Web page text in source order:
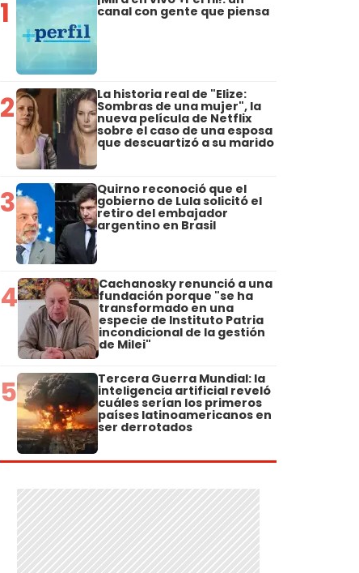
1 canal con gente que piensa
2 La historia real de "Elize:
Sombras de una mujer", la
nueva película de Netflix
sobre el caso de una esposa
que descuartizó a su marido
3 Quirno reconoció que el
gobierno de Lula solicitó el
retiro del embajador
argentino en Brasil
4 Cachanosky renunció a una
fundación porque "se ha
transformado en una
especie de Instituto Patria
incondicional de la gestión
de Milei"
5 Tercera Guerra Mundial: la
inteligencia artificial reveló
cuáles serían los primeros
países latinoamericanos en
ser derrotados